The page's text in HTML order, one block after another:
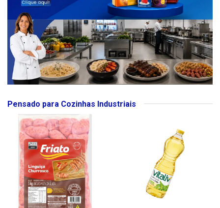
Pensado para Cozinhas Industriais